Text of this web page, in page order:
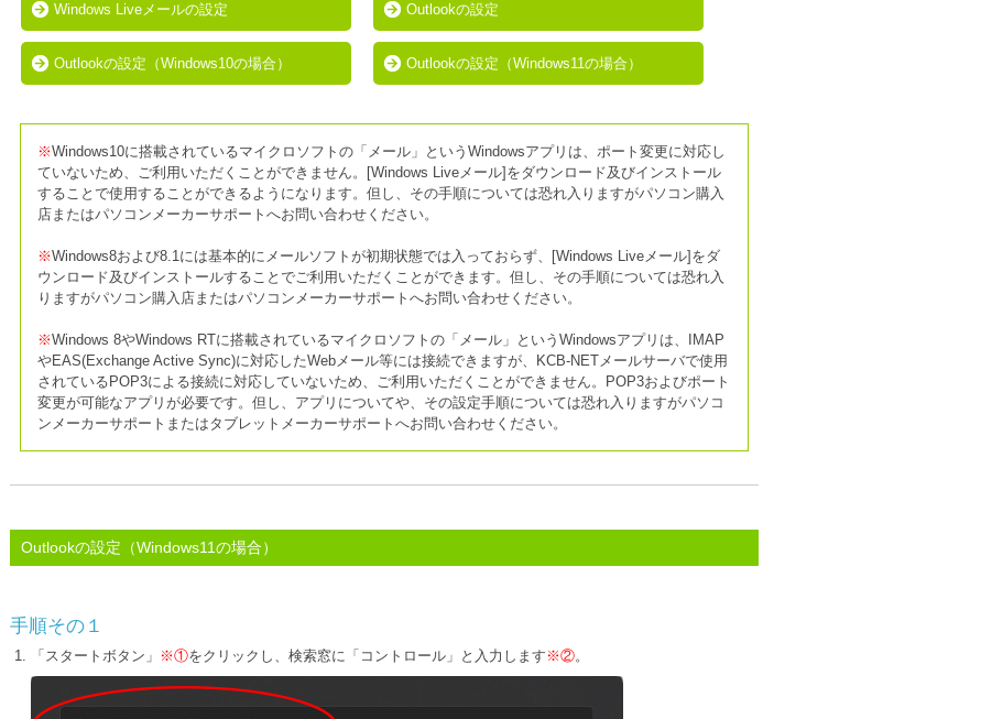
Windows Liveメールの設定 Outlookの設定
Outlookの設定（Windows10の場合） Outlookの設定（Windows11の場合）
※Windows10に搭載されているマイクロソフトの「メール」というWindowsアプリは、ポート変更に対応し
ていないため、ご利用いただくことができません。[Windows Liveメール]をダウンロード及びインストール
することで使用することができるようになります。但し、その手順については恐れ入りますがパソコン購入
店またはパソコンメーカーサポートへお問い合わせください。
※Windows8および8.1には基本的にメールソフトが初期状態では入っておらず、[Windows Liveメール]をダ
ウンロード及びインストールすることでご利用いただくことができます。但し、その手順については恐れ入
りますがパソコン購入店またはパソコンメーカーサポートへお問い合わせください。
※Windows 8やWindows RTに搭載されているマイクロソフトの「メール」というWindowsアプリは、IMAP
やEAS(Exchange Active Sync)に対応したWebメール等には接続できますが、KCB-NETメールサーバで使用
されているPOP3による接続に対応していないため、ご利用いただくことができません。POP3およびポート
変更が可能なアプリが必要です。但し、アプリについてや、その設定手順については恐れ入りますがパソコ
ンメーカーサポートまたはタブレットメーカーサポートへお問い合わせください。
Outlookの設定（Windows11の場合）
手順その１
「スタートボタン」 ※①をクリックし、検索窓に「コントロール」と入力します ※②。